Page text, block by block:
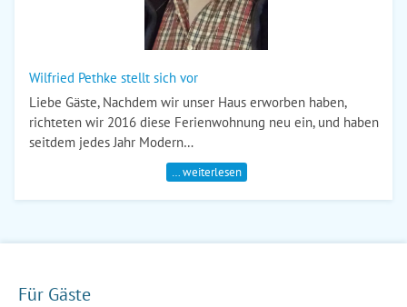
Wilfried Pethke stellt sich vor
Liebe Gäste, Nachdem wir unser Haus erworben haben,
richteten wir 2016 diese Ferienwohnung neu ein, und haben
seitdem jedes Jahr Modern…
… weiterlesen
Für Gäste